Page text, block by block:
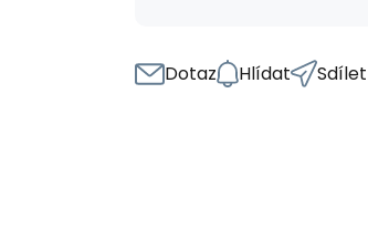
Dotaz Hlídat Sdílet